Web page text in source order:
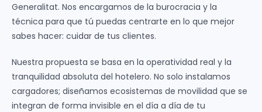
Generalitat. Nos encargamos de la burocracia y la
técnica para que tú puedas centrarte en lo que mejor
sabes hacer: cuidar de tus clientes.
Nuestra propuesta se basa en la operatividad real y la
tranquilidad absoluta del hotelero. No solo instalamos
cargadores; diseñamos ecosistemas de movilidad que se
integran de forma invisible en el día a día de tu